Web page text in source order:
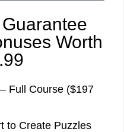
Worth
Full Course ($197
to Create Puzzles